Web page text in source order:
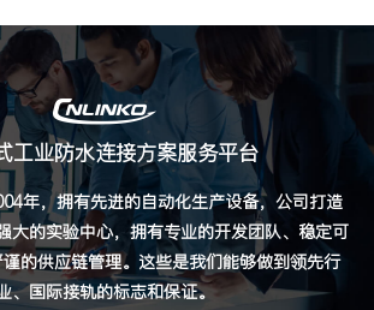
工业防水连接方案服务平台
年，拥有先进的自动化生产设备，公司打造
大的实验中心，拥有专业的开发团队、稳定可
的供应链管理。这些是我们能够做到领先行
、国际接轨的标志和保证。